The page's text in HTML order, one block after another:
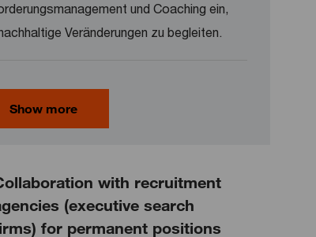
und Coaching ein,
Veränderungen zu begleiten.
Show more
with recruitment
(executive search
for permanent positions